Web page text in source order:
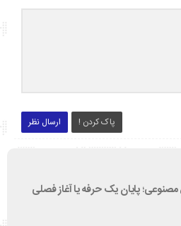
ارسال نظر پاک کردن !
پایان یک حرفه یا آغاز فصلی